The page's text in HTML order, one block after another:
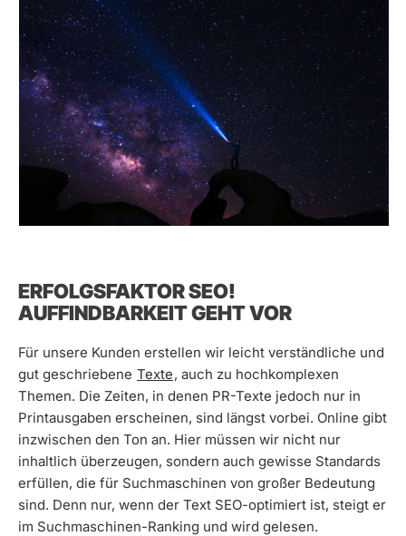
ERFOLGSFAKTOR SEO!
AUFFINDBARKEIT GEHT VOR
Für unsere Kunden erstellen wir leicht verständliche und
gut geschriebene Texte, auch zu hochkomplexen
Themen. Die Zeiten, in denen PR-Texte jedoch nur in
Printausgaben erscheinen, sind längst vorbei. Online gibt
inzwischen den Ton an. Hier müssen wir nicht nur
inhaltlich überzeugen, sondern auch gewisse Standards
erfüllen, die für Suchmaschinen von großer Bedeutung
sind. Denn nur, wenn der Text SEO-optimiert ist, steigt er
im Suchmaschinen-Ranking und wird gelesen.